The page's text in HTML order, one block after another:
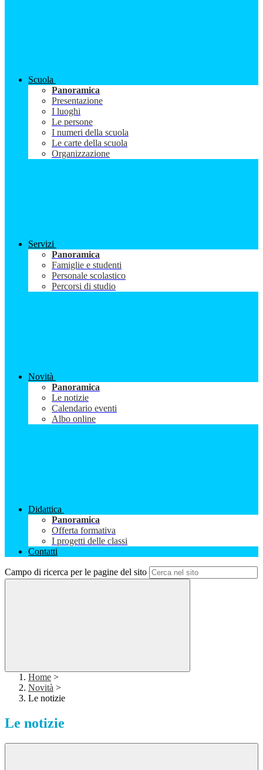
Scuola
Panoramica
Presentazione
I luoghi
Le persone
I numeri della scuola
Le carte della scuola
Organizzazione
Servizi
Panoramica
Famiglie e studenti
Personale scolastico
Percorsi di studio
Novità
Panoramica
Le notizie
Calendario eventi
Albo online
Didattica
Panoramica
Offerta formativa
I progetti delle classi
Contatti
Campo di ricerca per le pagine del sito
Home >
Novità >
Le notizie
Le notizie